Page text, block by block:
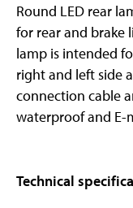
Round LED rear
for rear and brake
lamp is intended
right and left side
connection cable
waterproof and E-
Technical